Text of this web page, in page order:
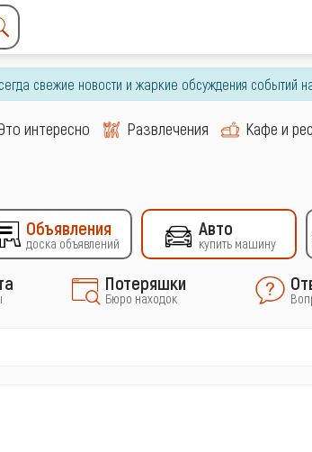
свежие новости и жаркие обсуждения событий
интересно Развлечения Кафе и
Объявления
доска объявлений
Авто
купить машину
Потеряшки
Бюро находок